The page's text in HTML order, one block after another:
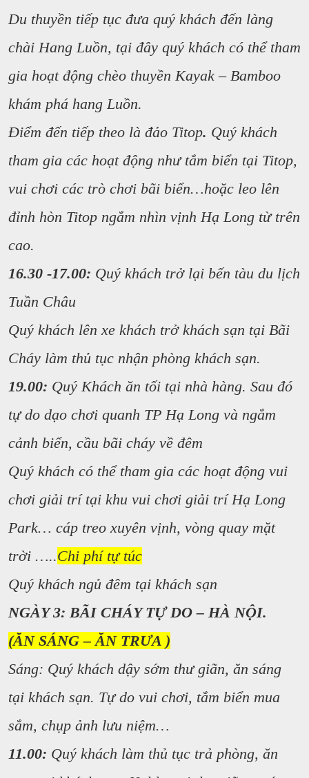
Du thuyền tiếp tục đưa quý khách đến làng
chài Hang Luồn, tại đây quý khách có thể tham
gia hoạt động chèo thuyền Kayak – Bamboo
khám phá hang Luồn.
Điểm đến tiếp theo là đảo Titop. Quý khách
tham gia các hoạt động như tắm biển tại Titop,
vui chơi các trò chơi bãi biển…hoặc leo lên
đỉnh hòn Titop ngắm nhìn vịnh Hạ Long từ trên
cao.
16.30 -17.00: Quý khách trở lại bến tàu du lịch
Tuần Châu
Quý khách lên xe khách trở khách sạn tại Bãi
Cháy làm thủ tục nhận phòng khách sạn.
19.00: Quý Khách ăn tối tại nhà hàng. Sau đó
tự do dạo chơi quanh TP Hạ Long và ngắm
cảnh biển, cầu bãi cháy về đêm
Quý khách có thể tham gia các hoạt động vui
chơi giải trí tại khu vui chơi giải trí Hạ Long
Park… cáp treo xuyên vịnh, vòng quay mặt
trời …..Chi phí tự túc
Quý khách ngủ đêm tại khách sạn
NGÀY 3: BÃI CHÁY TỰ DO – HÀ NỘI.
(ĂN SÁNG – ĂN TRƯA )
Sáng: Quý khách dậy sớm thư giãn, ăn sáng
tại khách sạn. Tự do vui chơi, tắm biển mua
sắm, chụp ảnh lưu niệm…
11.00: Quý khách làm thủ tục trả phòng, ăn